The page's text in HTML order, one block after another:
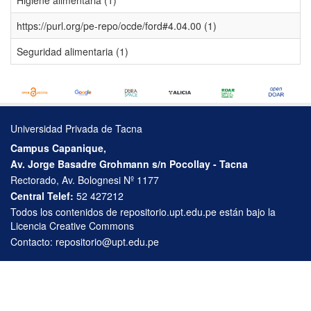
https://purl.org/pe-repo/ocde/ford#4.04.00 (1)
Seguridad alimentaria (1)
Universidad Privada de Tacna
Campus Capanique,
Av. Jorge Basadre Grohmann s/n Pocollay - Tacna
Rectorado, Av. Bolognesi Nº 1177
Central Telef: 52 427212
Todos los contenidos de repositorio.upt.edu.pe están bajo la
Licencia Creative Commons
Contacto: repositorio@upt.edu.pe